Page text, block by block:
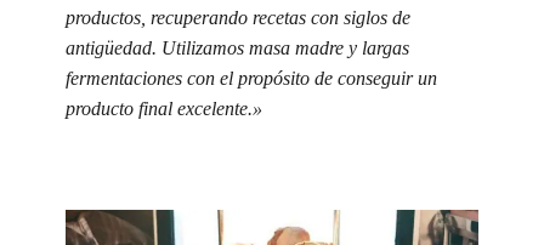
productos, recuperando recetas con siglos de
antigüedad. Utilizamos masa madre y largas
fermentaciones con el propósito de conseguir un
producto final excelente.»